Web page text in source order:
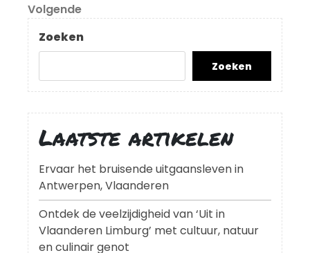
Volgend
bericht
Volgende
Zoeken
Zoeken
Laatste artikelen
Ervaar het bruisende uitgaansleven in
Antwerpen, Vlaanderen
Ontdek de veelzijdigheid van ‘Uit in
Vlaanderen Limburg’ met cultuur, natuur
en culinair genot